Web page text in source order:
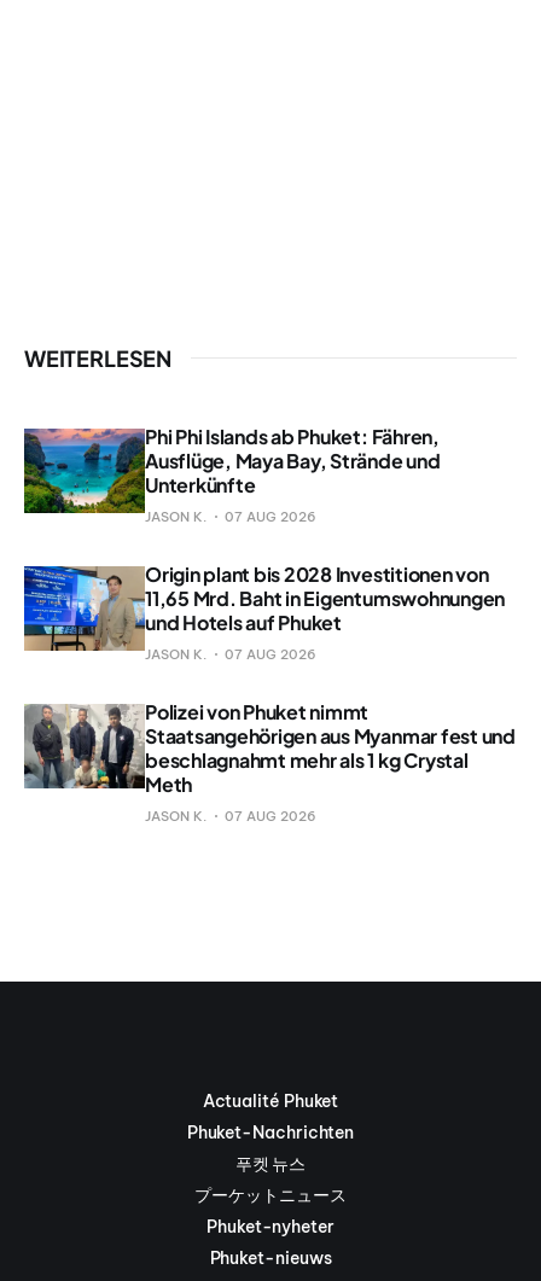
WEITERLESEN
Phi Phi Islands ab Phuket: Fähren,
Ausflüge, Maya Bay, Strände und
Unterkünfte
JASON K. 07 AUG 2026
Origin plant bis 2028 Investitionen von
11,65 Mrd. Baht in Eigentumswohnungen
und Hotels auf Phuket
JASON K. 07 AUG 2026
Polizei von Phuket nimmt
Staatsangehörigen aus Myanmar fest und
beschlagnahmt mehr als 1 kg Crystal
Meth
JASON K. 07 AUG 2026
Actualité Phuket
Phuket-Nachrichten
푸켓 뉴스
プーケットニュース
Phuket-nyheter
Phuket-nieuws